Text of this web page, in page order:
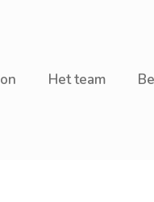
Het team